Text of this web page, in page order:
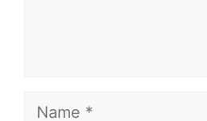
Name